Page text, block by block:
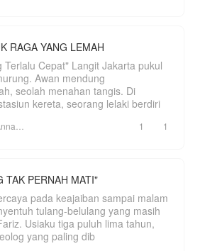
RAGA YANG LEMAH
Langit Jakarta pukul
Awan mendung
seolah menahan tangis. Di
kereta, seorang lelaki berdiri
1 1
TAK PERNAH MATI"
pada keajaiban sampai malam
tulang-belulang yang masih
yang paling dib